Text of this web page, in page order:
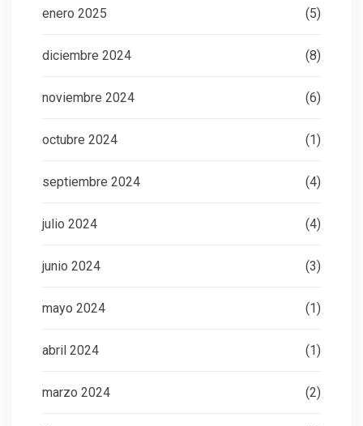
enero 2025 (5)
diciembre 2024 (8)
noviembre 2024 (6)
octubre 2024 (1)
septiembre 2024 (4)
julio 2024 (4)
junio 2024 (3)
mayo 2024 (1)
abril 2024 (1)
marzo 2024 (2)